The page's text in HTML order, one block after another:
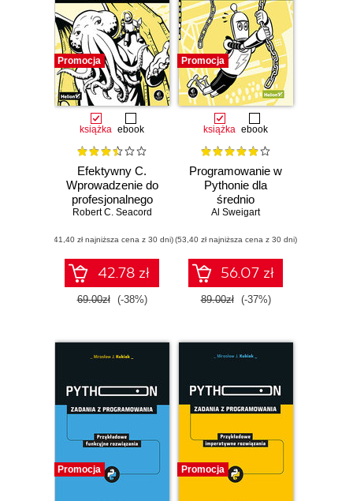
Promocja
książka ebook
Efektywny C.
Wprowadzenie do
profesjonalnego
programowania
Robert C. Seacord
(41,40 zł najniższa cena z 30 dni)
42.78 zł
69.00zł (-38%)
Promocja
książka ebook
Programowanie w
Pythonie dla
średnio
zaawansowanych.
tworzenia
czystego kodu
Al Sweigart
(53,40 zł najniższa cena z 30 dni)
56.07 zł
89.00zł (-37%)
Promocja Promocja